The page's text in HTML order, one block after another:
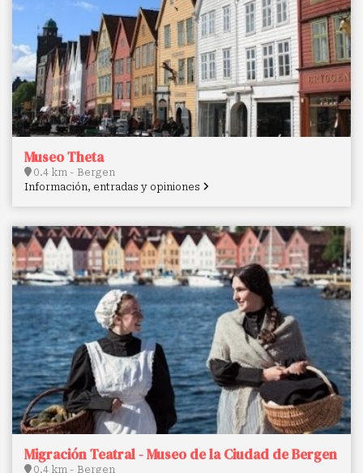
Museo Theta
0.4 km - Bergen
Información, entradas y opiniones
Migración Teatral - Museo de la Ciudad de Bergen
0.4 km - Bergen